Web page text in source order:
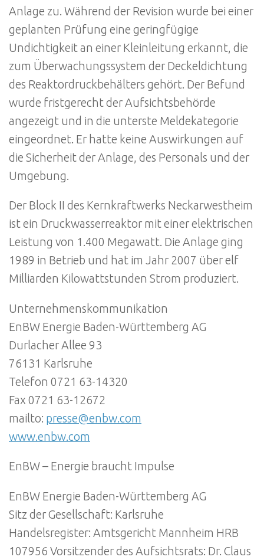
Anlage zu. Während der Revision wurde bei einer
geplanten Prüfung eine geringfügige
Undichtigkeit an einer Kleinleitung erkannt, die
zum Überwachungssystem der Deckeldichtung
des Reaktordruckbehälters gehört. Der Befund
wurde fristgerecht der Aufsichtsbehörde
angezeigt und in die unterste Meldekategorie
eingeordnet. Er hatte keine Auswirkungen auf
die Sicherheit der Anlage, des Personals und der
Umgebung.
Der Block II des Kernkraftwerks Neckarwestheim
ist ein Druckwasserreaktor mit einer elektrischen
Leistung von 1.400 Megawatt. Die Anlage ging
1989 in Betrieb und hat im Jahr 2007 über elf
Milliarden Kilowattstunden Strom produziert.
Unternehmenskommunikation
EnBW Energie Baden-Württemberg AG
Durlacher Allee 93
76131 Karlsruhe
Telefon 0721 63-14320
Fax 0721 63-12672
mailto: presse@enbw.com
www.enbw.com
EnBW – Energie braucht Impulse
EnBW Energie Baden-Württemberg AG
Sitz der Gesellschaft: Karlsruhe
Handelsregister: Amtsgericht Mannheim HRB
107956 Vorsitzender des Aufsichtsrats: Dr. Claus